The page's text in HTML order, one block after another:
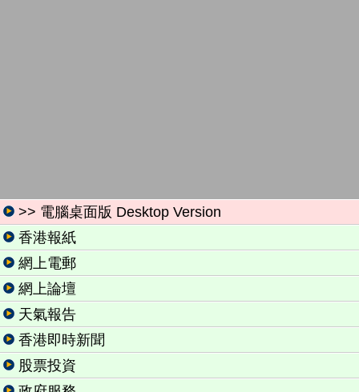
>> 電腦桌面版 Desktop Version
香港報紙
網上電郵
網上論壇
天氣報告
香港即時新聞
股票投資